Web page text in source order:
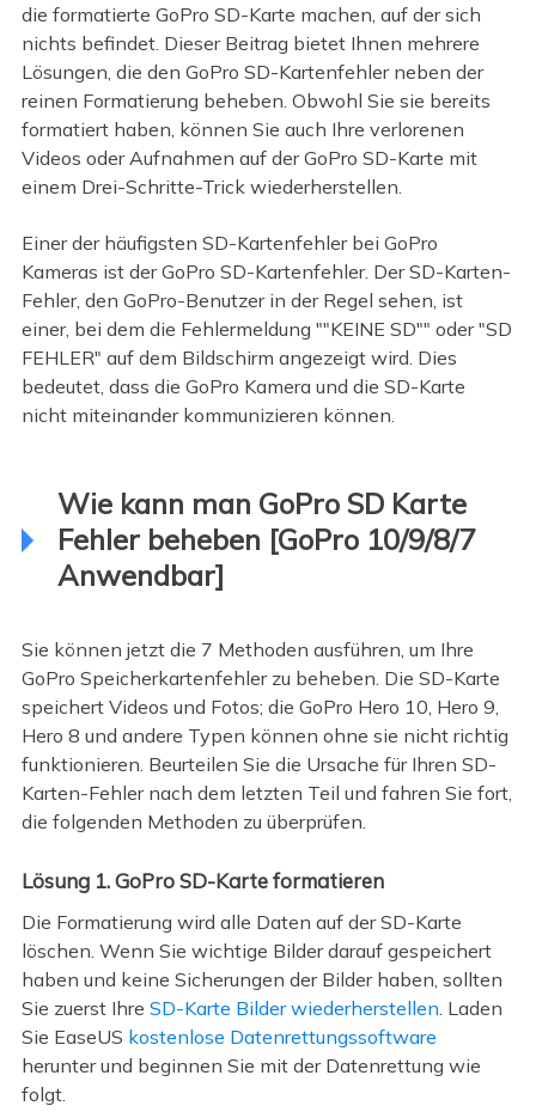
die formatierte GoPro SD-Karte machen, auf der sich
nichts befindet. Dieser Beitrag bietet Ihnen mehrere
Lösungen, die den GoPro SD-Kartenfehler neben der
reinen Formatierung beheben. Obwohl Sie sie bereits
formatiert haben, können Sie auch Ihre verlorenen
Videos oder Aufnahmen auf der GoPro SD-Karte mit
einem Drei-Schritte-Trick wiederherstellen.
Einer der häufigsten SD-Kartenfehler bei GoPro
Kameras ist der GoPro SD-Kartenfehler. Der SD-Karten-
Fehler, den GoPro-Benutzer in der Regel sehen, ist
einer, bei dem die Fehlermeldung ""KEINE SD"" oder "SD
FEHLER" auf dem Bildschirm angezeigt wird. Dies
bedeutet, dass die GoPro Kamera und die SD-Karte
nicht miteinander kommunizieren können.
Wie kann man GoPro SD Karte
Fehler beheben [GoPro 10/9/8/7
Anwendbar]
Sie können jetzt die 7 Methoden ausführen, um Ihre
GoPro Speicherkartenfehler zu beheben. Die SD-Karte
speichert Videos und Fotos; die GoPro Hero 10, Hero 9,
Hero 8 und andere Typen können ohne sie nicht richtig
funktionieren. Beurteilen Sie die Ursache für Ihren SD-
Karten-Fehler nach dem letzten Teil und fahren Sie fort,
die folgenden Methoden zu überprüfen.
Lösung 1. GoPro SD-Karte formatieren
Die Formatierung wird alle Daten auf der SD-Karte
löschen. Wenn Sie wichtige Bilder darauf gespeichert
haben und keine Sicherungen der Bilder haben, sollten
Sie zuerst Ihre SD-Karte Bilder wiederherstellen. Laden
Sie EaseUS kostenlose Datenrettungssoftware
herunter und beginnen Sie mit der Datenrettung wie
folgt.